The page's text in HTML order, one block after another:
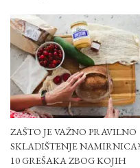
ZAŠTO JE VAŽNO PRAVILNO
SKLADIŠTENJE NAMIRNICA?
10 GREŠAKA ZBOG KOJIH